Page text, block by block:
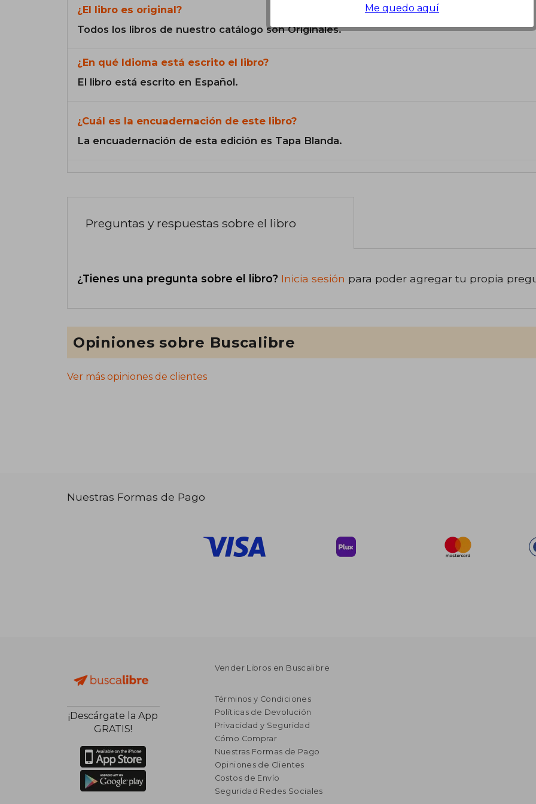
de Crimen."
¿El libro es original?
Todos los libros de nuestro catálogo son Originales.
¿En qué Idioma está escrito el libro?
El libro está escrito en Español.
¿Cuál es la encuadernación de este libro?
La encuadernación de esta edición es Tapa Blanda.
Preguntas y respuestas sobre el libro
¿Tienes una pregunta sobre el libro? Inicia sesión para poder agregar tu propia
Opiniones sobre Buscalibre
Ver más opiniones de clientes
Nuestras Formas de Pago
¡Descárgate la App
GRATIS!
Vender Libros en Buscalibre
Términos y Condiciones
Políticas de Devolución
Privacidad y Seguridad
Cómo Comprar
Nuestras Formas de Pago
Opiniones de Clientes
Costos de Envío
Seguridad Redes Sociales
Me quedo aquí